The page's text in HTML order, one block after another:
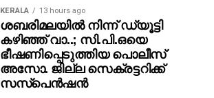
KERALA 13 hours ago
ശബരിമലയില്‍ നിന്ന് ഡ്യൂട്ടി
കഴിഞ്ഞ് വാ..; സി.പി.ഒയെ
ഭീഷണിപ്പെടുത്തിയ പൊലീസ്
അസോ. ജില്ല സെക്രട്ടറിക്ക്
സസ്‌പെന്‍ഷന്‍